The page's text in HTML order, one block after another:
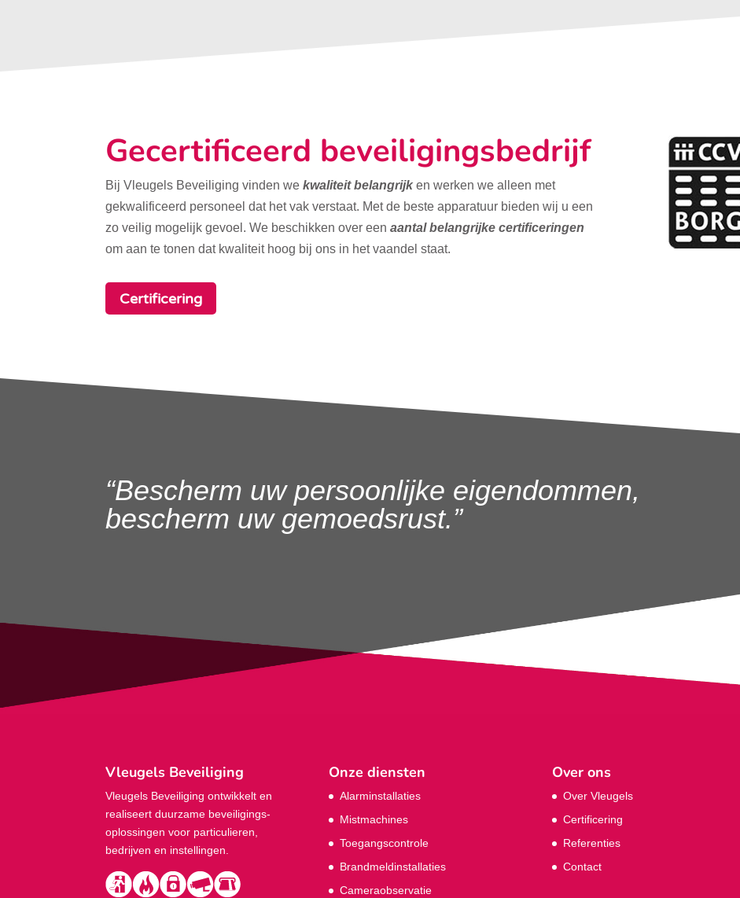
Gecertificeerd beveiligingsbedrijf
Bij Vleugels Beveiliging vinden wekwaliteit belangrijk en werken we alleen met
gekwalificeerd personeel dat het vak verstaat. Met de beste apparatuur bieden wij u een
zo veilig mogelijk gevoel. We beschikken over eenaantal belangrijke certificeringen
om aan te tonen dat kwaliteit hoog bij ons in het vaandel staat.
Certificering
“Bescherm uw persoonlijke eigendommen,
bescherm uw gemoedsrust.”
Vleugels Beveiliging
Vleugels Beveiliging ontwikkelt en
realiseert duurzame beveiligings­
oplossingen voor particulieren,
bedrijven en instellingen.
Onze diensten
Alarminstallaties
Mistmachines
Toegangscontrole
Brandmeldinstallaties
Cameraobservatie
Over ons
Over Vleugels
Certificering
Referenties
Contact